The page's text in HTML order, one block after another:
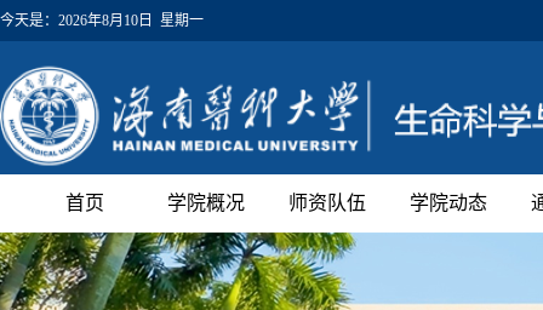
今天是： 2026年8月10日 星期一
首页 学院概况 师资队伍 学院动态